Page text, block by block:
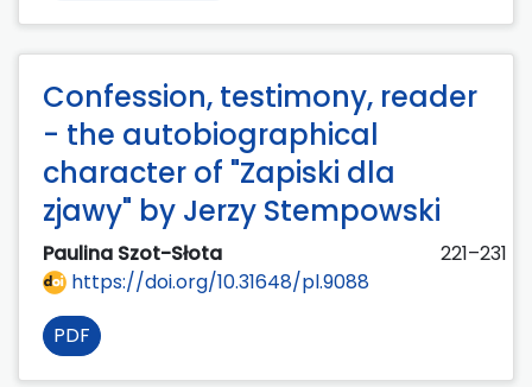
Confession, testimony, reader
- the autobiographical
character of "Zapiski dla
zjawy" by Jerzy Stempowski
Paulina Szot-Słota
221–231
https://doi.org/10.31648/pl.9088
PDF